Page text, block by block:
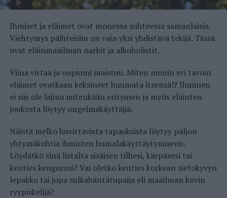
Ihmiset ja eläimet ovat monessa suhteessa samanlaisia.
Viehtymys päihteisiin on vain yksi yhdistävä tekijä. Tässä
ovat eläinmaailman narkit ja alkoholistit.
Viina virtaa ja oopiumi maistuu. Miten monin eri tavoin
eläimet ovatkaan keksineet huumata itsensä!? Ihminen
ei siis ole lajina mitenkään erityinen ja myös eläinten
joukosta löytyy ongelmakäyttäjiä.
Näistä melko huvittavista tapauksista löytyy paljon
yhtymäkohtia ihmisten humalakäyttäytymiseen.
Löydätkö sinä listalta sisäisen tilhesi, kärpäsesi tai
kenties kengurusi? Vai oletko kenties korkean sietokyvyn
lepakko tai jopa sulkahäntätupaija eli maailman kovin
ryypiskelijä?